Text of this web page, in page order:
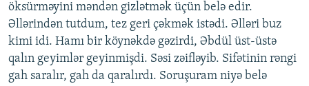
öksürməyini məndən gizlətmək üçün belə edir.
Əllərindən tutdum, tez geri çəkmək istədi. Əlləri buz
kimi idi. Hamı bir köynəkdə gəzirdi, Əbdül üst-üstə
qalın geyimlər geyinmişdi. Səsi zəifləyib. Sifətinin rəngi
gah saralır, gah da qaralırdı. Soruşuram niyə belə